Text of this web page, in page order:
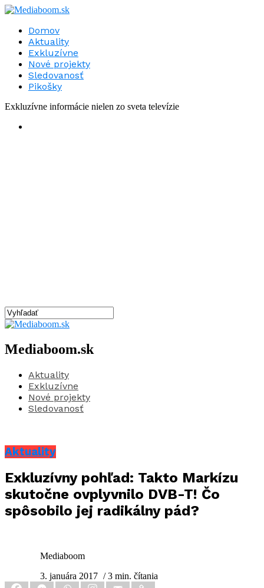
Domov
Aktuality
Exkluzívne
Nové projekty
Sledovanosť
Pikošky
Exkluzívne informácie nielen zo sveta televízie
Mediaboom.sk
Aktuality
Exkluzívne
Nové projekty
Sledovanosť
Aktuality
Exkluzívny pohľad: Takto Markízu
skutočne ovplyvnilo DVB-T! Čo
spôsobilo jej radikálny pád?
Mediaboom
3. januára 2017 / 3 min. čítania